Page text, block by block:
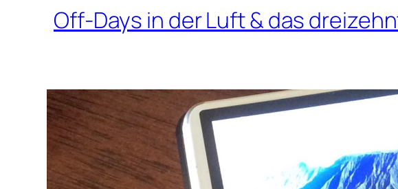
Off-Days in der Luft & das